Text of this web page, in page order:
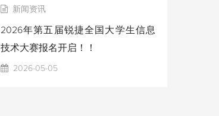
新闻资讯
2026年第五届锐捷全国大学生信息
技术大赛报名开启！！
2026-05-05